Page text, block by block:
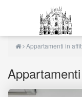
Appartamenti in